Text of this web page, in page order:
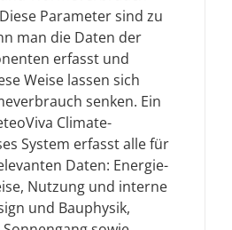
Parameter sind zu
man die Daten der
erfasst und
Weise lassen sich
senken. Ein
Climate-
System erfasst alle für
Daten: Energie-
Nutzung und interne
und Bauphysik,